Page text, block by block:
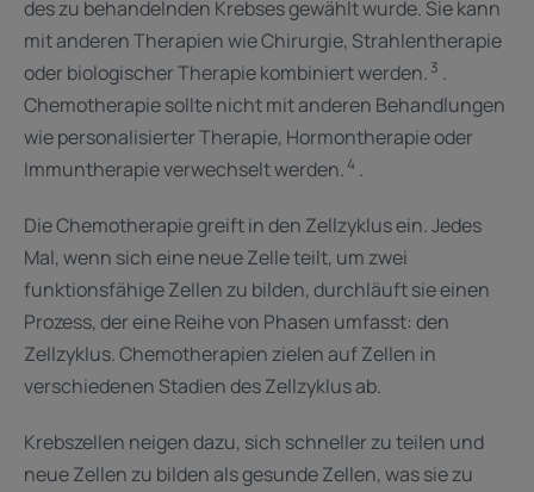
des zu behandelnden Krebses gewählt wurde. Sie kann
mit anderen Therapien wie Chirurgie, Strahlentherapie
oder biologischer Therapie kombiniert werden. 3 .
Chemotherapie sollte nicht mit anderen Behandlungen
wie personalisierter Therapie, Hormontherapie oder
Immuntherapie verwechselt werden.4 . ​
Die Chemotherapie greift in den Zellzyklus ein. Jedes
Mal, wenn sich eine neue Zelle teilt, um zwei
funktionsfähige Zellen zu bilden, durchläuft sie einen
Prozess, der eine Reihe von Phasen umfasst: den
Zellzyklus. Chemotherapien zielen auf Zellen in
verschiedenen Stadien des Zellzyklus ab. ​
Krebszellen neigen dazu, sich schneller zu teilen und
neue Zellen zu bilden als gesunde Zellen, was sie zu